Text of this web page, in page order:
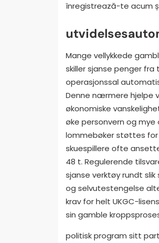
înregistrează-te acum
Mange vellykkede
skiller sjanse penger
operasjonssal
Denne nærmere hjelpe
økonomiske
øke personvern og
lommebøker støttes for
skuespillere ofte
48 t. Regulerende
sjanse verktøy rundt
og selvutestengelse
krav for helt UKGC-
sin gamble
politisk program sitt